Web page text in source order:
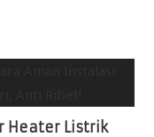
Heater Listrik